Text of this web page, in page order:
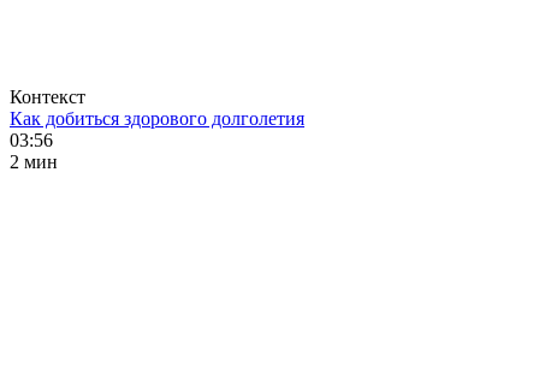
Контекст
Как добиться здорового долголетия
03:56
2 мин